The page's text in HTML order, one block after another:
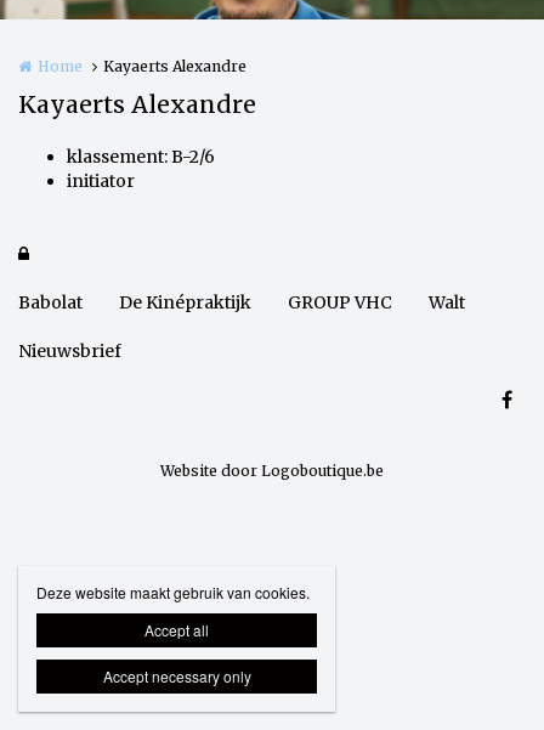
Home Kayaerts Alexandre
Kayaerts Alexandre
klassement: B-2/6
initiator

Babolat De Kinépraktijk GROUP VHC Walt
Nieuwsbrief
Website door Logoboutique.be
Deze website maakt gebruik van cookies.
Accept all
Accept necessary only